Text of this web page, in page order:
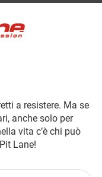
a resistere. Ma se
anche solo per
vita c’è chi può
Lane!